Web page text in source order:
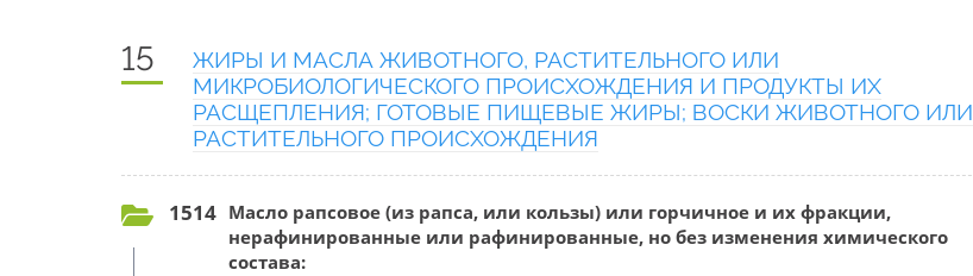
15
ЖИРЫ И МАСЛА ЖИВОТНОГО, РАСТИТЕЛЬНОГО ИЛИ
МИКРОБИОЛОГИЧЕСКОГО ПРОИСХОЖДЕНИЯ И ПРОДУКТЫ ИХ
РАСЩЕПЛЕНИЯ; ГОТОВЫЕ ПИЩЕВЫЕ ЖИРЫ; ВОСКИ ЖИВОТНОГО ИЛИ
РАСТИТЕЛЬНОГО ПРОИСХОЖДЕНИЯ
1514 Масло рапсовое (из рапса, или кользы) или горчичное и их фракции,
нерафинированные или рафинированные, но без изменения химического
состава: